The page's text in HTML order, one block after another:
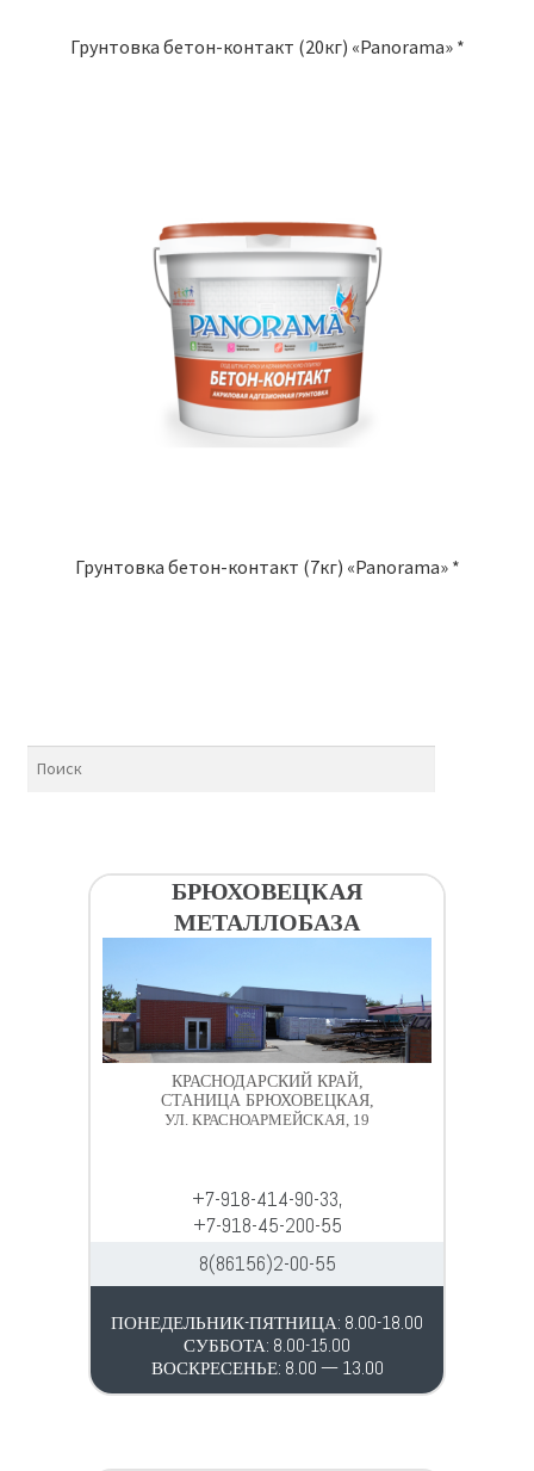
Грунтовка бетон-контакт (20кг) «Panorama» *
Грунтовка бетон-контакт (7кг) «Panorama» *
БРЮХОВЕЦКАЯ
МЕТАЛЛОБАЗА
КРАСНОДАРСКИЙ КРАЙ,
СТАНИЦА БРЮХОВЕЦКАЯ,
УЛ. КРАСНОАРМЕЙСКАЯ, 19
+7-918-414-90-33,
+7-918-45-200-55
8(86156)2-00-55
ПОНЕДЕЛЬНИК-ПЯТНИЦА: 8.00-18.00
СУББОТА: 8.00-15.00
ВОСКРЕСЕНЬЕ: 8.00 — 13.00